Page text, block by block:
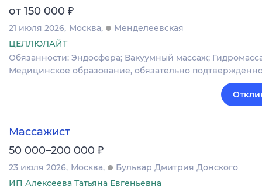
от 150 000 ₽
21 июля 2026 Москва
Менделеевская
ЦЕЛЛЮЛАЙТ
Обязанности: Эндосфера; Вакуумный массаж;
Медицинское образование, обязательно
Массажист
50 000–200 000 ₽
23 июля 2026 Москва
Бульвар Дмитрия Донского
ИП Алексеева Татьяна Евгеньевна